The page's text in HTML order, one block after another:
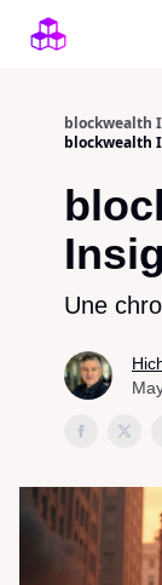
blockwealth
blockwealth
Une